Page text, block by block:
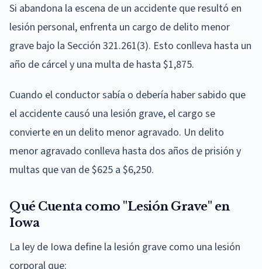
Si abandona la escena de un accidente que resultó en
lesión personal, enfrenta un cargo de delito menor
grave bajo la Sección 321.261(3). Esto conlleva hasta un
año de cárcel y una multa de hasta $1,875.
Cuando el conductor sabía o debería haber sabido que
el accidente causó una lesión grave, el cargo se
convierte en un delito menor agravado. Un delito
menor agravado conlleva hasta dos años de prisión y
multas que van de $625 a $6,250.
Qué Cuenta como "Lesión Grave" en
Iowa
La ley de Iowa define la lesión grave como una lesión
corporal que: